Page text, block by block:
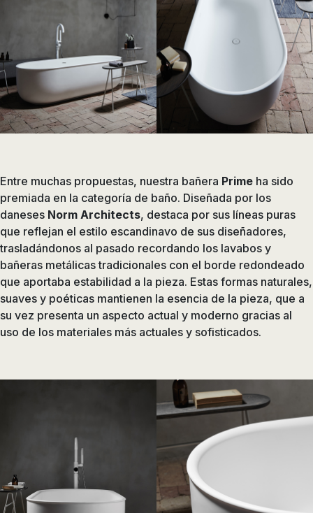
Entre muchas propuestas, nuestra bañera Prime ha sido
premiada en la categoría de baño. Diseñada por los
daneses Norm Architects, destaca por sus líneas puras
que reflejan el estilo escandinavo de sus diseñadores,
trasladándonos al pasado recordando los lavabos y
bañeras metálicas tradicionales con el borde redondeado
que aportaba estabilidad a la pieza. Estas formas naturales,
suaves y poéticas mantienen la esencia de la pieza, que a
su vez presenta un aspecto actual y moderno gracias al
uso de los materiales más actuales y sofisticados.